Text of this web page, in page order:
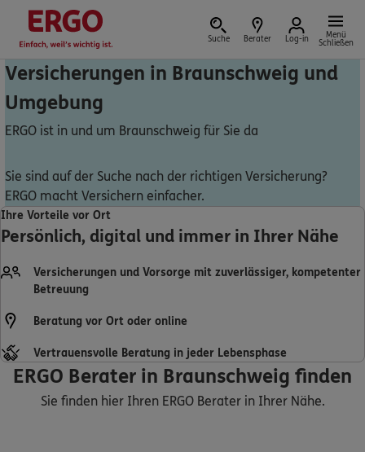
Suche Berater Log-in
Menü
Schließen
Versicherung vor Ort
Schaden oder Leistungsfall melden
Bequem online oder telefonisch
Nicht sicher, was Sie benötigen?
Versicherungen in Braunschweig und
Umgebung
ERGO ist in und um Braunschweig für Sie da
Sie sind auf der Suche nach der richtigen Versicherung?
ERGO macht Versichern einfacher.
Ihre Vorteile vor Ort
Persönlich, digital und immer in Ihrer Nähe
Versicherungen und Vorsorge mit zuverlässiger, kompetenter
Betreuung
Beratung vor Ort oder online
Vertrauensvolle Beratung in jeder Lebensphase
ERGO Berater in Braunschweig finden
Sie finden hier Ihren ERGO Berater in Ihrer Nähe.